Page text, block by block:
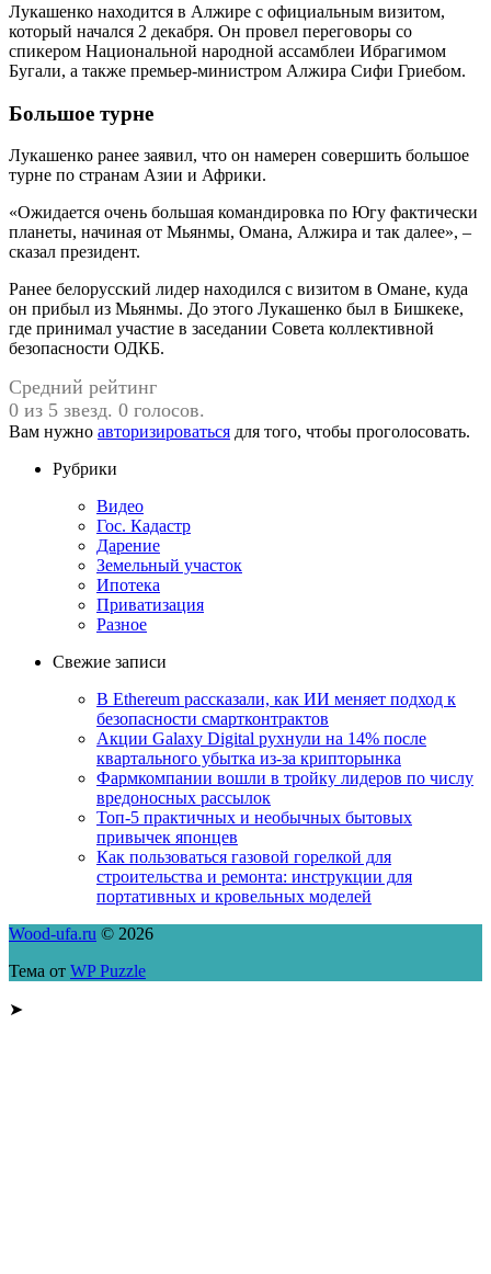
Лукашенко находится в Алжире с официальным визитом,
который начался 2 декабря. Он провел переговоры со
спикером Национальной народной ассамблеи Ибрагимом
Бугали, а также премьер-министром Алжира Сифи Гриебом.
Большое турне
Лукашенко ранее заявил, что он намерен совершить большое
турне по странам Азии и Африки.
«Ожидается очень большая командировка по Югу фактически
планеты, начиная от Мьянмы, Омана, Алжира и так далее», –
сказал президент.
Ранее белорусский лидер находился с визитом в Омане, куда
он прибыл из Мьянмы. До этого Лукашенко был в Бишкеке,
где принимал участие в заседании Совета коллективной
безопасности ОДКБ.
Средний рейтинг
0 из 5 звезд. 0 голосов.
Вам нужно авторизироваться для того, чтобы проголосовать.
Рубрики
Видео
Гос. Кадастр
Дарение
Земельный участок
Ипотека
Приватизация
Разное
Свежие записи
В Ethereum рассказали, как ИИ меняет подход к
безопасности смартконтрактов
Акции Galaxy Digital рухнули на 14% после
квартального убытка из-за крипторынка
Фармкомпании вошли в тройку лидеров по числу
вредоносных рассылок
Топ-5 практичных и необычных бытовых
привычек японцев
Как пользоваться газовой горелкой для
строительства и ремонта: инструкции для
портативных и кровельных моделей
Wood-ufa.ru © 2026
Тема от WP Puzzle
➤